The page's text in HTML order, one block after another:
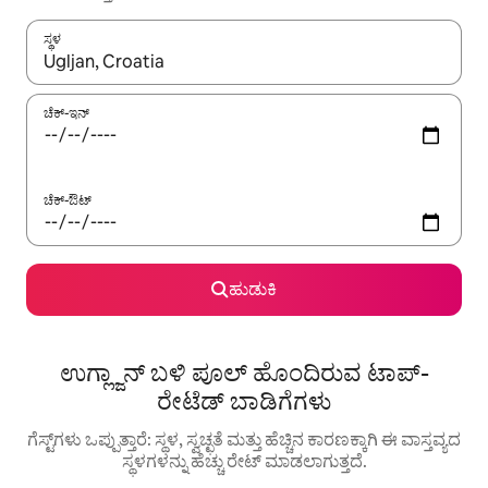
ಸ್ಥಳ
ಫಲಿತಾಂಶಗಳು ಲಭ್ಯವಿರುವಾಗ, ಅಪ್ ಮತ್ತು ಡೌನ್ ಬಾಣದ ಕೀಲಿಗಳೊಂದಿಗೆ
ಚೆಕ್-ಇನ್
ಚೆಕ್-ಔಟ್
ಹುಡುಕಿ
ಉಗ್ಲ್ಜಾನ್ ಬಳಿ ಪೂಲ್ ಹೊಂದಿರುವ ಟಾಪ್-
ರೇಟೆಡ್ ಬಾಡಿಗೆಗಳು
ಗೆಸ್ಟ್‌ಗಳು ಒಪ್ಪುತ್ತಾರೆ: ಸ್ಥಳ, ಸ್ವಚ್ಛತೆ ಮತ್ತು ಹೆಚ್ಚಿನ ಕಾರಣಕ್ಕಾಗಿ ಈ ವಾಸ್ತವ್ಯದ
ಸ್ಥಳಗಳನ್ನು ಹೆಚ್ಚು ರೇಟ್ ಮಾಡಲಾಗುತ್ತದೆ.